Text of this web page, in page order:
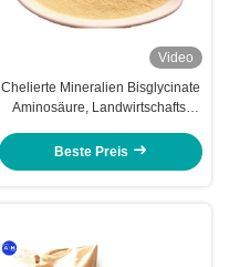
Video
Chelierte Mineralien Bisglycinate
Aminosäure, Landwirtschafts-
Beste Preis